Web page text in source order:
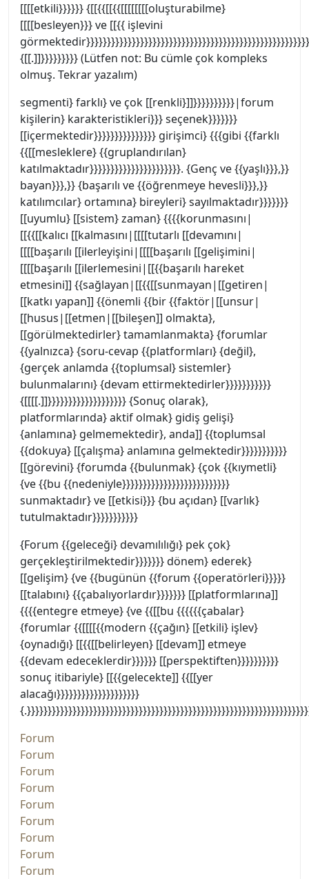
[[[[etkili}}}}}} {[[{{[[{{[[[[[[[[oluşturabilme}
[[[[besleyen}}} ve [[{{ işlevini
{[[.]]}}}}}}}}} (Lütfen not: Bu cümle çok kompleks
olmuş. Tekrar yazalım)
segmenti} farklı} ve çok [[renkli}]]}}}}}}}}}}|forum
kişilerin} karakteristikleri}}} seçenek}}}}}}}
[[içermektedir}}}}}}}}}}}}}}} girişimci} {{{gibi {{farklı
{{[[mesleklere} {{gruplandırılan}
katılmaktadır}}}}}}}}}}}}}}}}}}}}}}. {Genç ve {{yaşlı}}},}}
bayan}}},}} {başarılı ve {{öğrenmeye hevesli}}},}}
katılımcılar} ortamına} bireyleri} sayılmaktadır}}}}}}}
[[uyumlu} [[sistem} zaman} {{{{korunmasını|
[[{{[[kalıcı [[kalmasını|[[[[tutarlı [[devamını|
[[[[başarılı [[ilerleyişini|[[[[başarılı [[gelişimini|
[[[[başarılı [[ilerlemesini|[[{{başarılı hareket
etmesini]] {{sağlayan|[[{{[[sunmayan|[[getiren|
[[katkı yapan]] {{önemli {{bir {{faktör|[[unsur|
[[husus|[[etmen|[[bileşen]] olmakta},
[[görülmektedirler} tamamlanmakta} {forumlar
{{yalnızca} {soru-cevap {{platformları} {değil},
{gerçek anlamda {{toplumsal} sistemler}
bulunmalarını} {devam ettirmektedirler}}}}}}}}}}}
{[[[[.]]}}}}}}}}}}}}}}}}}}} {Sonuç olarak},
platformlarında} aktif olmak} gidiş gelişi}
{anlamına} gelmemektedir}, anda]] {{toplumsal
{{dokuya} [[çalışma} anlamına gelmektedir}}}}}}}}}}}
[[görevini} {forumda {{bulunmak} {çok {{kıymetli}
{ve {{bu {{nedeniyle}}}}}}}}}}}}}}}}}}}}}}}}}}
sunmaktadır} ve [[etkisi}}} {bu açıdan} [[varlık}
tutulmaktadır}}}}}}}}}}}
{Forum {{geleceği} devamılılığı} pek çok}
gerçekleştirilmektedir}}}}}}} dönem} ederek}
[[gelişim} {ve {{bugünün {{forum {{operatörleri}}}}}
[[talabını} {{çabalıyorlardır}}}}}}} [[platformlarına]]
{{{{entegre etmeye} {ve {{[[bu {{{{{{çabalar}
{forumlar {{[[[[{{modern {{çağın} [[etkili} işlev}
{oynadığı} [[{{[[belirleyen} [[devam]] etmeye
{{devam edeceklerdir}}}}}} [[perspektiften}}}}}}}}}}
sonuç itibariyle} [[{{gelecekte]] {{[[yer
alacağı}}}}}}}}}}}}}}}}}}}}
Forum
Forum
Forum
Forum
Forum
Forum
Forum
Forum
Forum